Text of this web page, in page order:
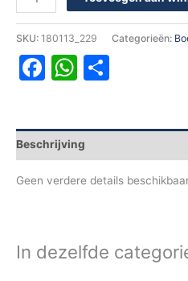
SKU: 180113_229 Categorieën:
Facebook
WhatsApp
Beschrijving
Geen verdere details
In dezelfde